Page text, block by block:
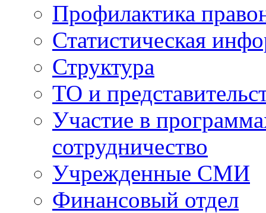
Профилактика
Статистическая
Структура
ТО и
Участие в
сотрудничество
Учрежденные СМИ
Финансовый отдел